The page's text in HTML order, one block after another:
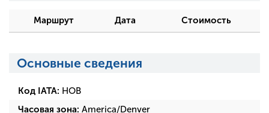
Маршрут Дата Стоимость
Основные сведения
Код IATA: HOB
Часовая зона: America/Denver